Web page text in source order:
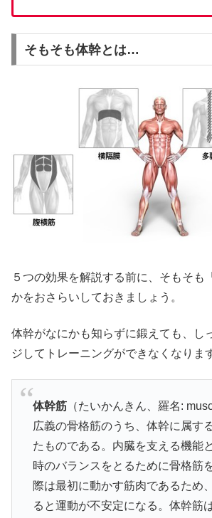
そもそも体幹とは…
５つの効果を解説する前に、そもそも
かをおさらいしておきましょう。
体幹がなにかも知らずに鍛えても、し
ジしてトレーニングができなくなりま
体幹筋（たいかんきん、羅名:
広義の骨格筋のうち、体幹に属す
たものである。内臓を支える機能
時のバランスをとるために骨格筋
際は最初に動かす筋肉であるため
ると運動が不安定になる。体幹筋